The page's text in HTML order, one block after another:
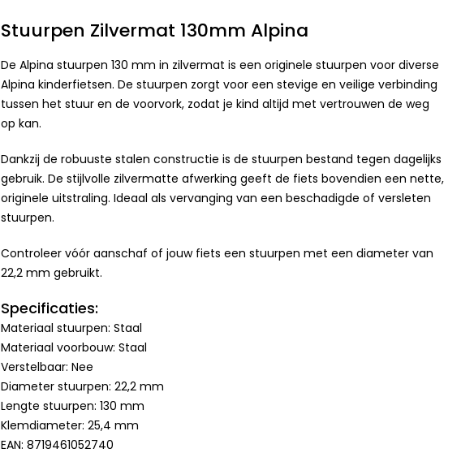
Stuurpen Zilvermat 130mm Alpina
De Alpina stuurpen 130 mm in zilvermat is een originele stuurpen voor diverse
Alpina kinderfietsen. De stuurpen zorgt voor een stevige en veilige verbinding
tussen het stuur en de voorvork, zodat je kind altijd met vertrouwen de weg
op kan.
Dankzij de robuuste stalen constructie is de stuurpen bestand tegen dagelijks
gebruik. De stijlvolle zilvermatte afwerking geeft de fiets bovendien een nette,
originele uitstraling. Ideaal als vervanging van een beschadigde of versleten
stuurpen.
Controleer vóór aanschaf of jouw fiets een stuurpen met een diameter van
22,2 mm gebruikt.
Specificaties:
Materiaal stuurpen: Staal
Materiaal voorbouw: Staal
Verstelbaar: Nee
Diameter stuurpen: 22,2 mm
Lengte stuurpen: 130 mm
Klemdiameter: 25,4 mm
EAN: 8719461052740